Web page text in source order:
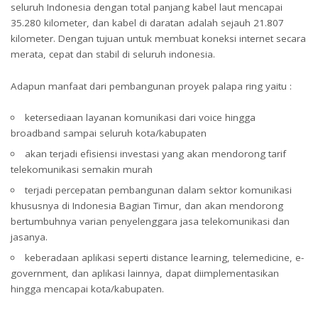
seluruh Indonesia dengan total panjang kabel laut mencapai
35.280 kilometer, dan kabel di daratan adalah sejauh 21.807
kilometer. Dengan tujuan untuk membuat koneksi internet secara
merata, cepat dan stabil di seluruh indonesia.
Adapun manfaat dari pembangunan proyek palapa ring yaitu :
ketersediaan layanan komunikasi dari voice hingga
broadband sampai seluruh kota/kabupaten
akan terjadi efisiensi investasi yang akan mendorong tarif
telekomunikasi semakin murah
terjadi percepatan pembangunan dalam sektor komunikasi
khususnya di Indonesia Bagian Timur, dan akan mendorong
bertumbuhnya varian penyelenggara jasa telekomunikasi dan
jasanya.
keberadaan aplikasi seperti distance learning, telemedicine, e-
government, dan aplikasi lainnya, dapat diimplementasikan
hingga mencapai kota/kabupaten.